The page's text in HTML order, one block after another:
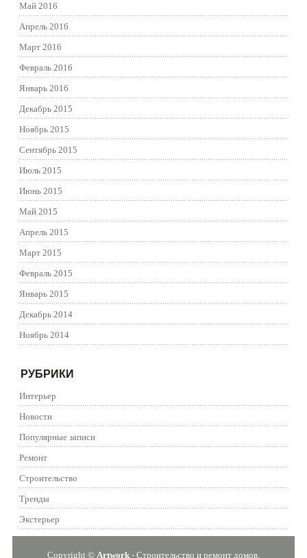
Май 2016
Апрель 2016
Март 2016
Февраль 2016
Январь 2016
Декабрь 2015
Ноябрь 2015
Сентябрь 2015
Июль 2015
Июнь 2015
Май 2015
Апрель 2015
Март 2015
Февраль 2015
Январь 2015
Декабрь 2014
Ноябрь 2014
РУБРИКИ
Интерьер
Новости
Популярные записи
Ремонт
Строительство
Тренды
Экстерьер
Copyright © Artwork - Строительство и ремонт домов,